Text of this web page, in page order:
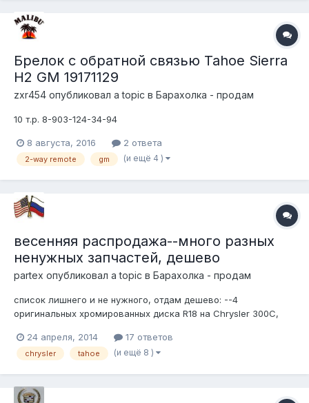
Брелок с обратной связью Tahoe Sierra
H2 GM 19171129
zxr454 опубликовал a topic в Барахолка - продам
10 т.р. 8-903-124-34-94
8 августа, 2016 2 ответа
2-way remote gm (и ещё 4 )
весенняя распродажа--много разных
ненужных запчастей, дешево
partex опубликовал a topic в Барахолка - продам
список лишнего и не нужного, отдам дешево: --4
оригинальных хромированных диска R18 на Chrysler 300C,
96 Chevy VAN --передняя левая дверь оригинал на 2000-
2006 Тахо, GM# 15017223 --задний редуктор б/у на 2006
24 апреля, 2014 17 ответов
chrysler tahoe (и ещё 8 )